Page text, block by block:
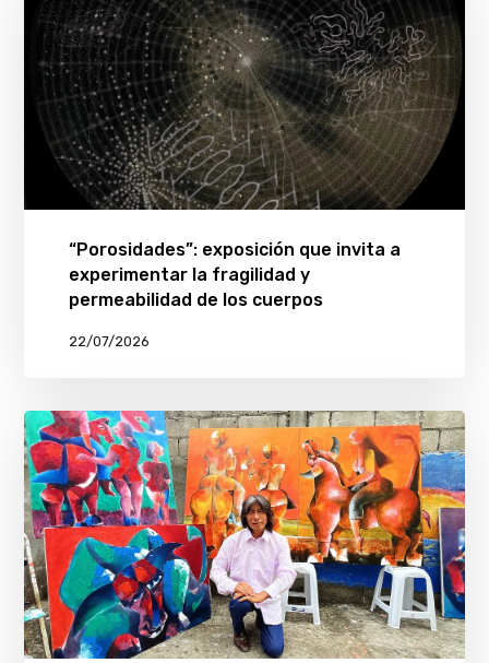
“Porosidades”: exposición que invita a
experimentar la fragilidad y
permeabilidad de los cuerpos
22/07/2026